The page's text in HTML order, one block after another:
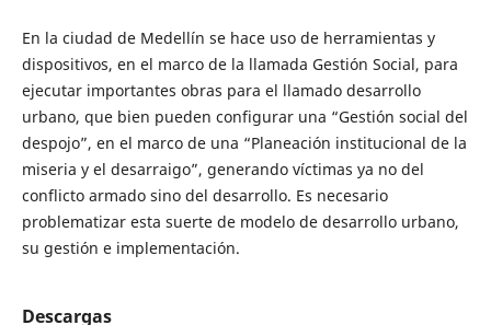
En la ciudad de Medellín se hace uso de herramientas y
dispositivos, en el marco de la llamada Gestión Social, para
ejecutar importantes obras para el llamado desarrollo
urbano, que bien pueden configurar una “Gestión social del
despojo”, en el marco de una “Planeación institucional de la
miseria y el desarraigo”, generando víctimas ya no del
conflicto armado sino del desarrollo. Es necesario
problematizar esta suerte de modelo de desarrollo urbano,
su gestión e implementación.
Descargas